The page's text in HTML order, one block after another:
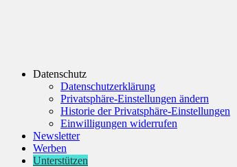
Datenschutz
Datenschutzerklärung
Privatsphäre-Einstellungen ändern
Historie der Privatsphäre-Einstellungen
Einwilligungen widerrufen
Newsletter
Werben
Unterstützen